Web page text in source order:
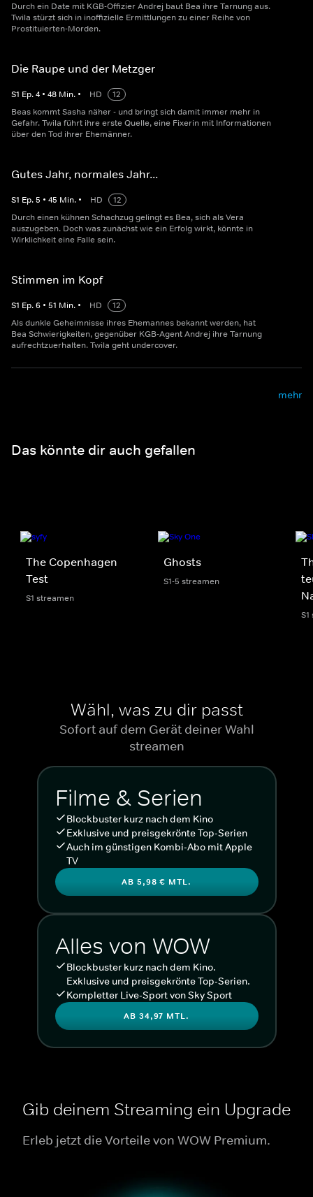
Durch ein Date mit KGB-Offizier Andrej baut Bea ihre Tarnung aus.
Twila stürzt sich in inoffizielle Ermittlungen zu einer Reihe von
Prostituierten-Morden.
Die Raupe und der Metzger
S1 Ep.4 • 48 Min. • HD
12
Beas kommt Sasha näher - und bringt sich damit immer mehr in
Gefahr. Twila führt ihre erste Quelle, eine Fixerin mit Informationen
über den Tod ihrer Ehemänner.
Gutes Jahr, normales Jahr...
S1 Ep.5 • 45 Min. • HD
12
Durch einen kühnen Schachzug gelingt es Bea, sich als Vera
auszugeben. Doch was zunächst wie ein Erfolg wirkt, könnte in
Wirklichkeit eine Falle sein.
Stimmen im Kopf
S1 Ep.6 • 51 Min. • HD
12
Als dunkle Geheimnisse ihres Ehemannes bekannt werden, hat
Bea Schwierigkeiten, gegenüber KGB-Agent Andrej ihre Tarnung
aufrechtzuerhalten. Twila geht undercover.
mehr
Das könnte dir auch gefallen
The Copenhagen
Test
S1 streamen
Ghosts
S1-5 streamen
Wähl, was zu dir passt
Sofort auf dem Gerät deiner Wahl
streamen
Filme & Serien
Blockbuster kurz nach dem Kino
Exklusive und preisgekrönte Top-Serien
Auch im günstigen Kombi-Abo mit Apple
TV
AB 5,98 € MTL.
Alles von WOW
Blockbuster kurz nach dem Kino.
Exklusive und preisgekrönte Top-Serien.
Kompletter Live-Sport von Sky Sport
AB 34,97 MTL.
Gib deinem Streaming ein Upgrade
Erleb jetzt die Vorteile von WOW Premium.